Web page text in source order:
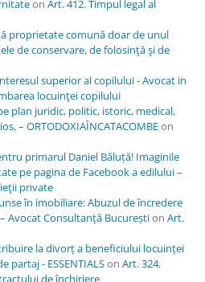
on Art. 412. Timpul legal al
proprietate comună doar de unul
de conservare, de folosinţă şi de
superior al copilului - Avocat in
locuinţei copilului
plan juridic, politic, istoric, medical,
– ORTODOXIAÎNCATACOMBEon
primarul Daniel Băluță! Imaginile
pe pagina de Facebook a edilului –
private
în imobiliare: Abuzul de încredere
Avocat Consultanță Bucureștion Art.
la divorț a beneficiului locuinței
partaj - ESSENTIALSon Art. 324.
de închiriere